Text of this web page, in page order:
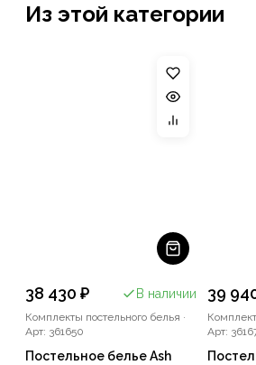
Из этой категории
38 430 ₽ В наличии
Комплекты постельного белья ·
Арт: 361650
Постельное белье Ash
39
Арт: